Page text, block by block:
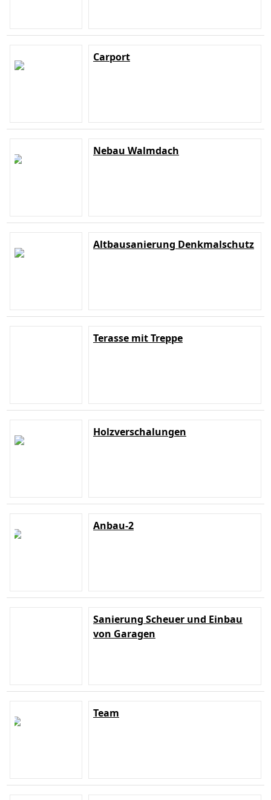
Carport
Nebau Walmdach
Altbausanierung Denkmalschutz
Terasse mit Treppe
Holzverschalungen
Anbau-2
Sanierung Scheuer und Einbau
von Garagen
Team